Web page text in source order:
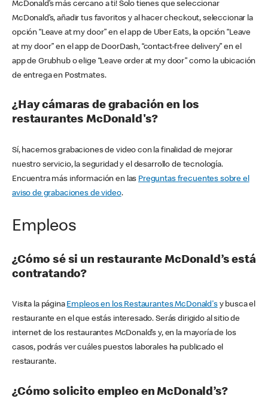
McDonald’s más cercano a ti! Solo tienes que seleccionar
McDonald’s, añadir tus favoritos y al hacer checkout, seleccionar la
opción “Leave at my door” en el app de Uber Eats, la opción “Leave
at my door” en el app de DoorDash, “contact-free delivery” en el
app de Grubhub o elige “Leave order at my door” como la ubicación
de entrega en Postmates.
¿Hay cámaras de grabación en los
restaurantes McDonald's?
Sí, hacemos grabaciones de video con la finalidad de mejorar
nuestro servicio, la seguridad y el desarrollo de tecnología.
Encuentra más información en las Preguntas frecuentes sobre el
aviso de grabaciones de video.
Empleos
¿Cómo sé si un restaurante McDonald’s está
contratando?
Visita la página Empleos en los Restaurantes McDonald'sy busca el
restaurante en el que estás interesado. Serás dirigido al sitio de
internet de los restaurantes McDonald’s y, en la mayoría de los
casos, podrás ver cuáles puestos laborales ha publicado el
restaurante.
¿Cómo solicito empleo en McDonald’s?